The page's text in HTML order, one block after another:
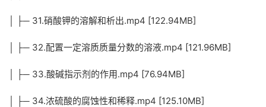
│ ├─ 31.硝酸钾的溶解和析出.mp4 [122.94MB]
│ ├─ 32.配置一定溶质质量分数的溶液.mp4 [121.96MB]
│ ├─ 33.酸碱指示剂的作用.mp4 [76.94MB]
│ ├─ 34.浓硫酸的腐蚀性和稀释.mp4 [125.10MB]